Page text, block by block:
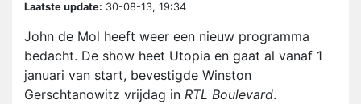
Laatste update: 30-08-13, 19:34
John de Mol heeft weer een nieuw programma
bedacht. De show heet Utopia en gaat al vanaf 1
januari van start, bevestigde Winston
Gerschtanowitz vrijdag in RTL Boulevard.